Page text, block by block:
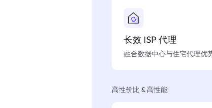
长效 ISP 代理
融合数据中心与住宅代理优
高性价比 & 高性能